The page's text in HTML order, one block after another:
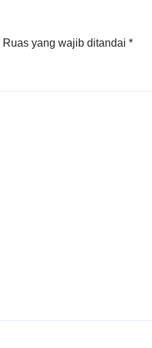
Ruas yang wajib ditandai *